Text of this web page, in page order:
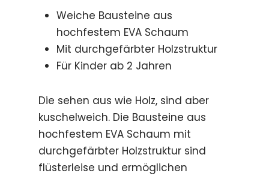
Weiche Bausteine aus
hochfestem EVA Schaum
Mit durchgefärbter Holzstruktur
Für Kinder ab 2 Jahren
Die sehen aus wie Holz, sind aber
kuschelweich. Die Bausteine aus
hochfestem EVA Schaum mit
durchgefärbter Holzstruktur sind
flüsterleise und ermöglichen